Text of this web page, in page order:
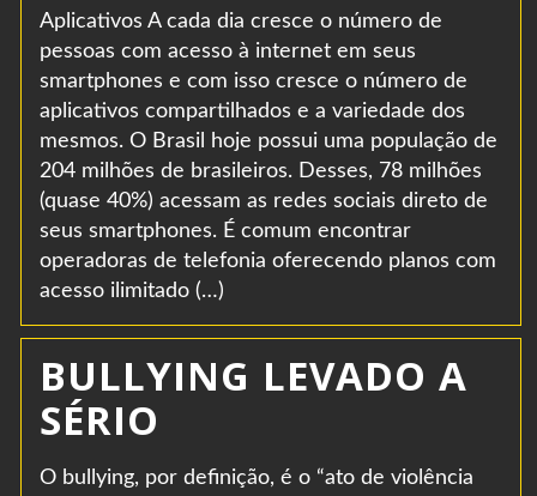
Aplicativos A cada dia cresce o número de
pessoas com acesso à internet em seus
smartphones e com isso cresce o número de
aplicativos compartilhados e a variedade dos
mesmos. O Brasil hoje possui uma população de
204 milhões de brasileiros. Desses, 78 milhões
(quase 40%) acessam as redes sociais direto de
seus smartphones. É comum encontrar
operadoras de telefonia oferecendo planos com
acesso ilimitado (…)
BULLYING LEVADO A
SÉRIO
O bullying, por definição, é o “ato de violência